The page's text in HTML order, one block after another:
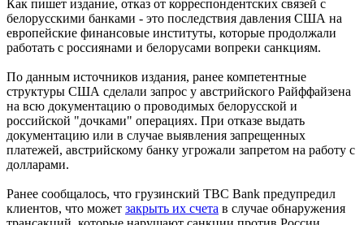
Как пишет издание, отказ от корреспондентских связей с
белорусскими банками - это последствия давления США на
европейские финансовые институты, которые продолжали
работать с россиянами и белорусами вопреки санкциям.
По данным источников издания, ранее компетентные
структуры США сделали запрос у австрийского Райффайзена
на всю документацию о проводимых белорусской и
российской "дочками" операциях. При отказе выдать
документацию или в случае выявления запрещенных
платежей, австрийскому банку угрожали запретом на работу с
долларами.
Ранее сообщалось, что грузинский TBC Bank предупредил
клиентов, что может закрыть их счета в случае обнаружения